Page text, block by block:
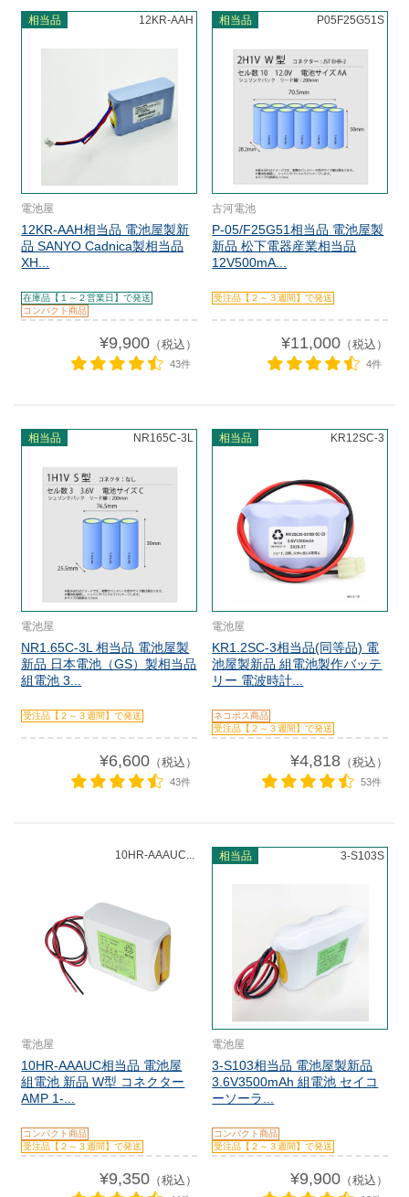
相当品 12KR-AAH
電池屋
12KR-AAH相当品 電池屋製新
品 SANYO Cadnica製相当品
XH...
在庫品【１～２営業日】で発送
コンパクト商品
¥9,900（税込）
43件
相当品 P05F25G51S
古河電池
P-05/F25G51相当品 電池屋製
新品 松下電器産業相当品
12V500mA...
受注品【２～３週間】で発送
¥11,000（税込）
4件
相当品 NR165C-3L
電池屋
NR1.65C-3L 相当品 電池屋製
新品 日本電池（GS）製相当品
組電池 3...
受注品【２～３週間】で発送
¥6,600（税込）
43件
相当品 KR12SC-3
電池屋
KR1.2SC-3相当品(同等品) 電
池屋製新品 組電池製作バッテ
リー 電波時計...
ネコポス商品
受注品【２～３週間】で発送
¥4,818（税込）
53件
10HR-AAAUC...
電池屋
10HR-AAAUC相当品 電池屋
組電池 新品 W型 コネクター
AMP 1-...
コンパクト商品
受注品【２～３週間】で発送
¥9,350（税込）
相当品 3-S103S
電池屋
3-S103相当品 電池屋製新品
3.6V3500mAh 組電池 セイコ
ーソーラ...
コンパクト商品
受注品【２～３週間】で発送
¥9,900（税込）